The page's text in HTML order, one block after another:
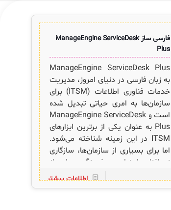
فارسی ساز ManageEngine ServiceDesk
Plus
ManageEngine ServiceDesk Plus
به زبان فارسی در دنیای امروز، مدیریت
خدمات فناوری اطلاعات (ITSM) برای
سازمان‌ها به امری حیاتی تبدیل شده
است و ManageEngine ServiceDesk
Plus به عنوان یکی از برترین ابزارهای
ITSM در این زمینه شناخته می‌شود.
اما برای بسیاری از سازمان‌ها، سازگاری
نرم‌افزار با زبان و فرهنگ محلی از
اهمیت ویژه‌ای برخوردار است. به همین
دلیل، فارسی‌سازی و تقویم شمسی
اطلاعات بیشتر